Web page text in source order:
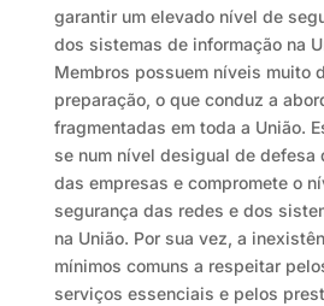
garantir um elevado nível de
dos sistemas de informação na
Membros possuem níveis muito
preparação, o que conduz a
fragmentadas em toda a União.
se num nível desigual de defesa
das empresas e compromete o
segurança das redes e dos
na União. Por sua vez, a
mínimos comuns a respeitar
serviços essenciais e pelos